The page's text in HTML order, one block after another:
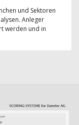
und Sektoren
Anleger
werden und in